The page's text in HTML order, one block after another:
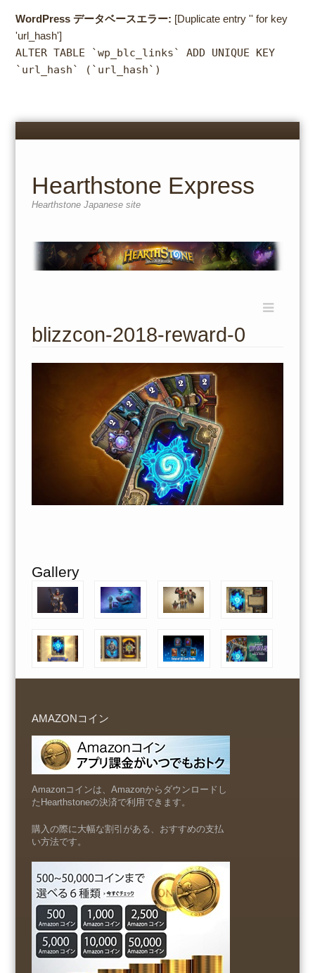
WordPress データベースエラー: [Duplicate entry '' for key
'url_hash']
ALTER TABLE `wp_blc_links` ADD UNIQUE KEY
`url_hash` (`url_hash`)
Menu
Hearthstone Express
Hearthstone Japanese site
content
blizzcon-2018-reward-0
Gallery
AMAZONコイン
Amazonコインは、Amazonからダウンロードし
たHearthstoneの決済で利用できます。
購入の際に大幅な割引がある、おすすめの支払
い方法です。